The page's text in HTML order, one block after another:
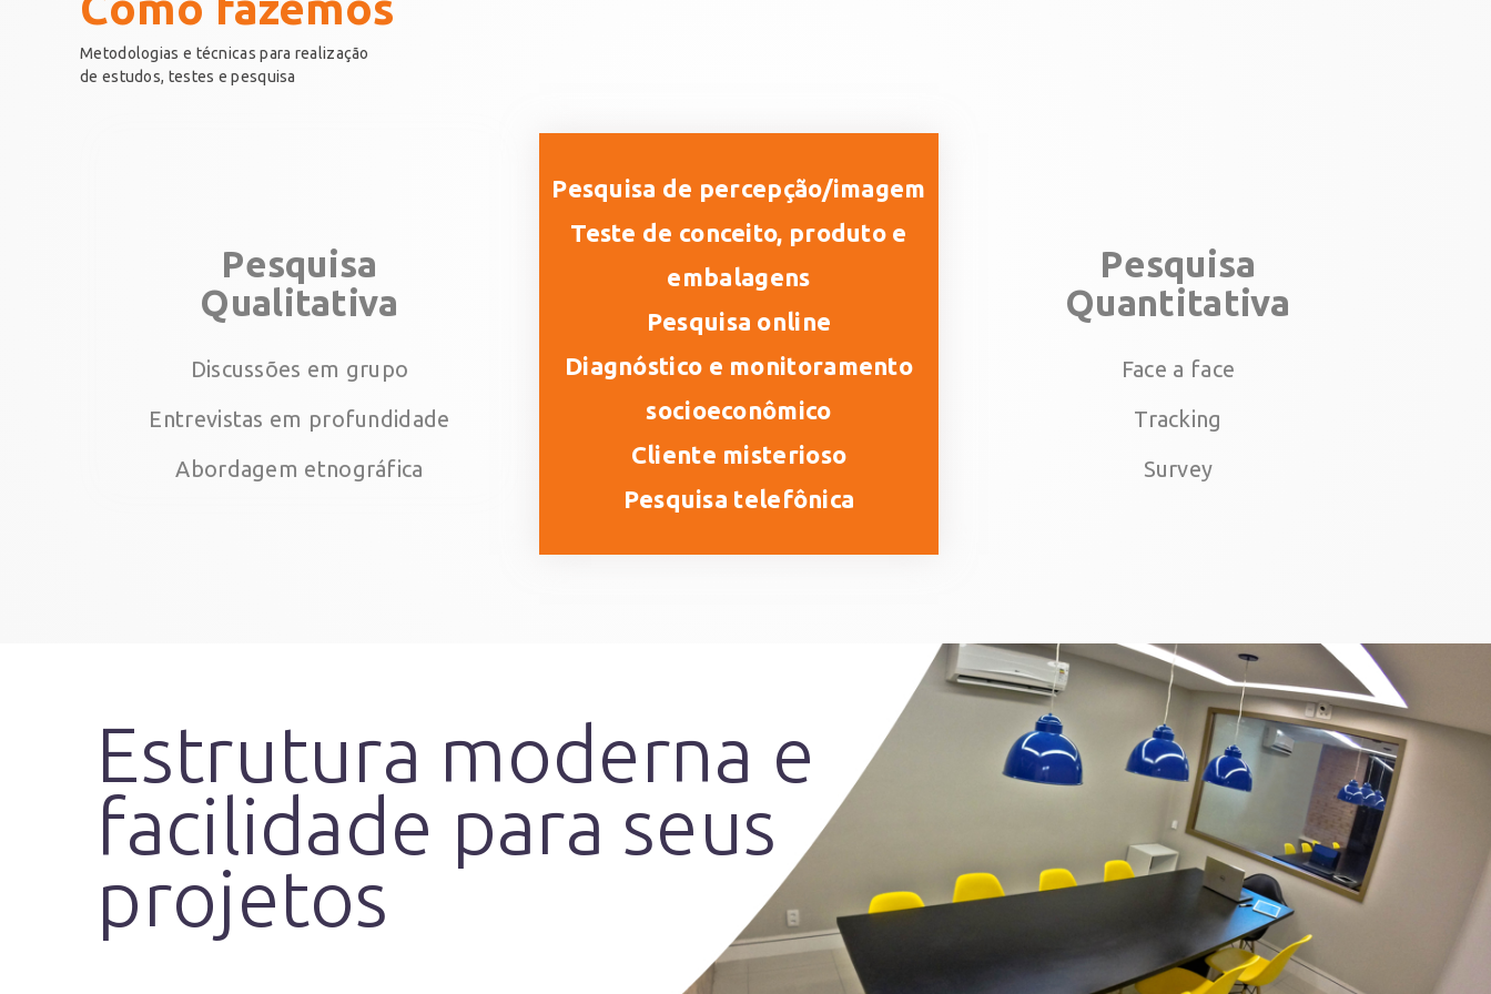
Metodologias e técnicas para realização
de estudos, testes e pesquisa
Pesquisa
Qualitativa
Discussões em grupo
Entrevistas em profundidade
Abordagem etnográfica
Pesquisa de percepção/imagem
Teste de conceito, produto e
embalagens
Pesquisa online
Diagnóstico e monitoramento
socioeconômico
Cliente misterioso
Pesquisa telefônica
Pesquisa
Quantitativa
Face a face
Tracking
Survey
Estrutura moderna e
facilidade para seus
projetos